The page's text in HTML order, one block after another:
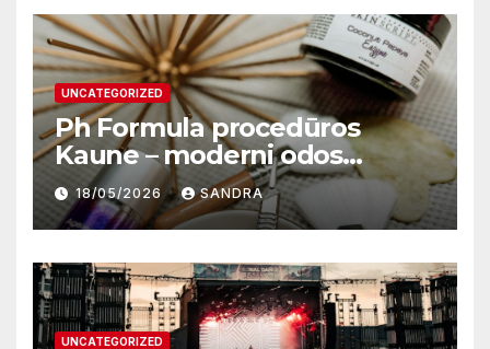
UNCATEGORIZED
Ph Formula procedūros
Kaune – moderni odos
atnaujinimo sistema
18/05/2026 SANDRA
UNCATEGORIZED